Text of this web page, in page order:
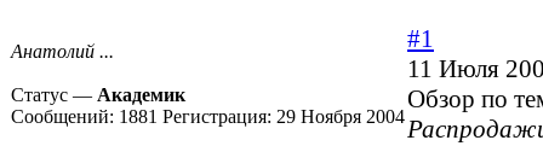
Анатолий ...
Статус — Академик
Сообщений: 1881 Регистрация: 29 Ноября 2004
#1
11 Июля
Обзор по